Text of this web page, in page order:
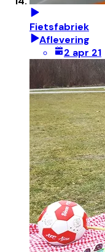
Fietsfabriek
Aflevering
2 apr 21